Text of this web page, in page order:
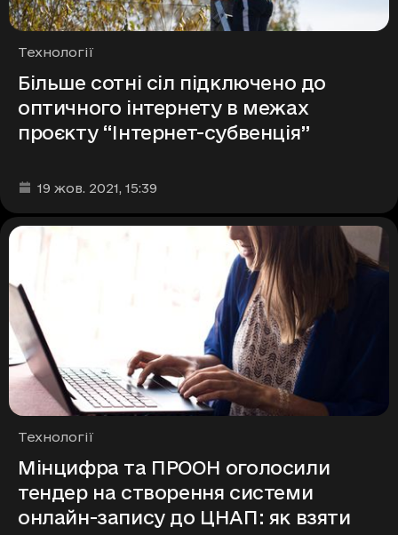
Рубрики
Технології
Більше сотні сіл підключено до
оптичного інтернету в межах
проєкту “Інтернет-субвенція”
Дата та час публікації
19 жов. 2021, 15:39
Рубрики
Технології
Мінцифра та ПРООН оголосили
тендер на створення системи
онлайн-запису до ЦНАП: як взяти